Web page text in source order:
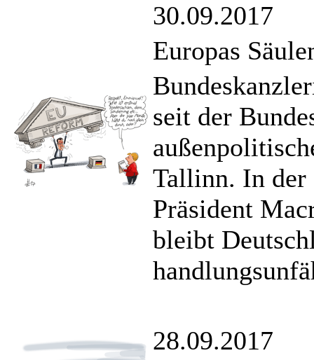
30.09.2017
Europas
seit der
Tallinn. In der
Präsident
bleibt
28.09.2017